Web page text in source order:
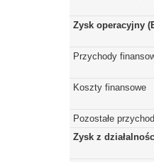
Zysk operacyjny
Przychody
Koszty finansowe
Pozostałe
Zysk z